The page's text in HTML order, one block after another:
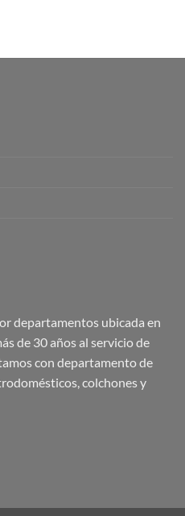
departamentos ubicada en
de 30 años al servicio de
con departamento de
colchones y